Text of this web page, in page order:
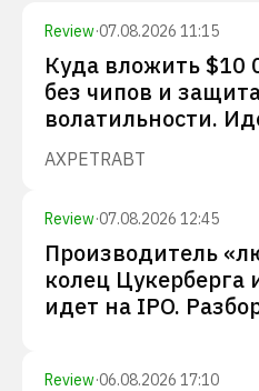
Review·07.08.2026 11:15
Куда вложить $10
без чипов и
волатильности.
AXPETRABT
Review·07.08.2026 12:45
Производитель
колец
идет на IPO.
Review·06.08.2026 17:10